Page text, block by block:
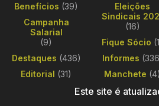
Benefícios (39)
Campanha
Salarial
(9)
Destaques (436)
Editorial (31)
Eleições
Sindicais
(16)
Fique Sócio
Informes
Manchete (4)
Este site é